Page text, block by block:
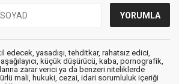
edecek, yasadışı, tehditkar, rahatsız edici,
küçük düşürücü, kaba, pornografik,
zarar verici ya da benzeri niteliklerde
mali, hukuki, cezai, idari sorumluluk içeriği